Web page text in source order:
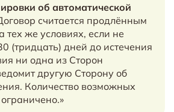
об автоматической
считается продлённым
тех же условиях, если не
(тридцать) дней до истечения
ни одна из Сторон
другую Сторону об
Количество возможных